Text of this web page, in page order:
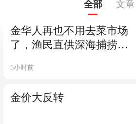
全部 文章
金华人再也不用去菜市场
了，渔民直供深海捕捞海
5小时前
金价大反转